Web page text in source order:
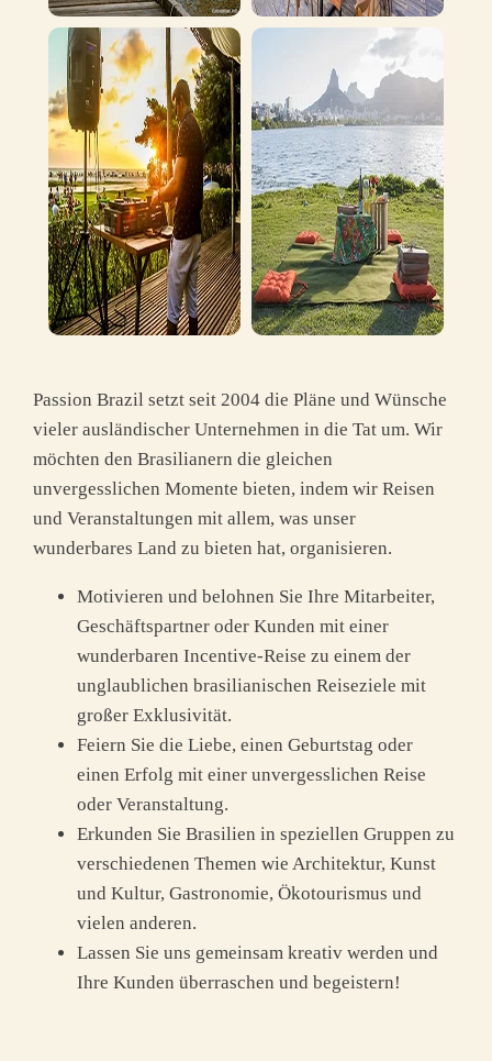
Passion Brazil setzt seit 2004 die Pläne und Wünsche
vieler ausländischer Unternehmen in die Tat um. Wir
möchten den Brasilianern die gleichen
unvergesslichen Momente bieten, indem wir Reisen
und Veranstaltungen mit allem, was unser
wunderbares Land zu bieten hat, organisieren.
Motivieren und belohnen Sie Ihre Mitarbeiter,
Geschäftspartner oder Kunden mit einer
wunderbaren Incentive-Reise zu einem der
unglaublichen brasilianischen Reiseziele mit
großer Exklusivität.
Feiern Sie die Liebe, einen Geburtstag oder
einen Erfolg mit einer unvergesslichen Reise
oder Veranstaltung.
Erkunden Sie Brasilien in speziellen Gruppen zu
verschiedenen Themen wie Architektur, Kunst
und Kultur, Gastronomie, Ökotourismus und
vielen anderen.
Lassen Sie uns gemeinsam kreativ werden und
Ihre Kunden überraschen und begeistern!